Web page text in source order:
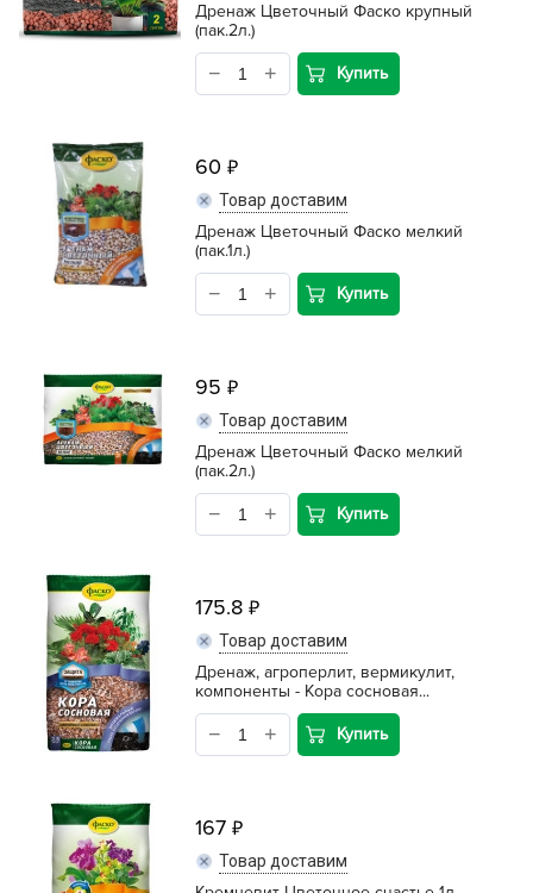
Дренаж Цветочный Фаско крупный
(пак.2л.)
Купить
60
Товар доставим
Дренаж Цветочный Фаско мелкий
(пак.1л.)
Купить
95
Товар доставим
Дренаж Цветочный Фаско мелкий
(пак.2л.)
Купить
175.8
Товар доставим
Дренаж, агроперлит, вермикулит,
компоненты - Кора сосновая...
Купить
167
Товар доставим